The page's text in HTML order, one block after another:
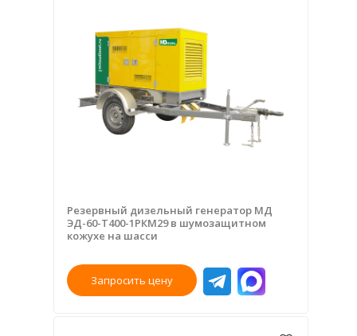
Резервный дизельный генератор МД
ЭД-60-Т400-1РКМ29 в шумозащитном
кожухе на шасси
Запросить цену